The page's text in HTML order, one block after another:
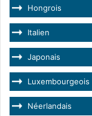
Hongrois
Italien
Japonais
Luxembourgeois
Néerlandais